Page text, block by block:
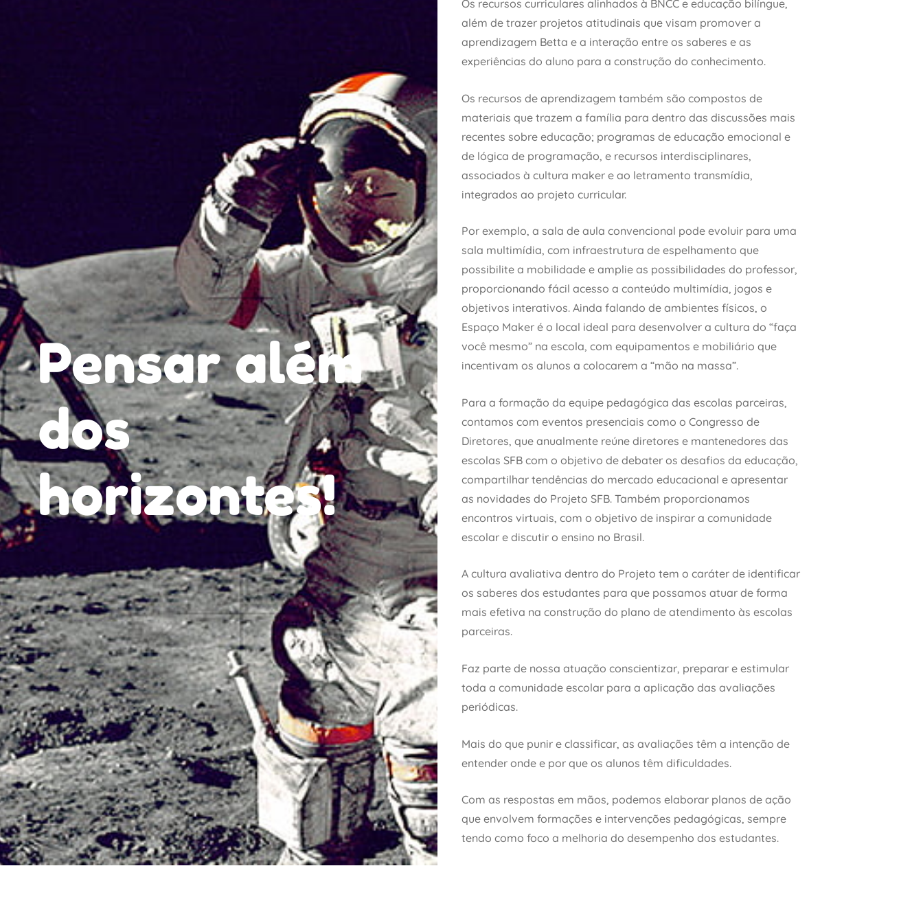
Pensar além
dos
horizontes!
Os recursos curriculares alinhados à BNCC e educação bilíngue,
além de trazer projetos atitudinais que visam promover a
aprendizagem Betta e a interação entre os saberes e as
experiências do aluno para a construção do conhecimento.
Os recursos de aprendizagem também são compostos de
materiais que trazem a família para dentro das discussões mais
recentes sobre educação; programas de educação emocional e
de lógica de programação, e recursos interdisciplinares,
associados à cultura maker e ao letramento transmídia,
integrados ao projeto curricular.
Por exemplo, a sala de aula convencional pode evoluir para uma
sala multimídia, com infraestrutura de espelhamento que
possibilite a mobilidade e amplie as possibilidades do professor,
proporcionando fácil acesso a conteúdo multimídia, jogos e
objetivos interativos. Ainda falando de ambientes físicos, o
Espaço Maker é o local ideal para desenvolver a cultura do “faça
você mesmo” na escola, com equipamentos e mobiliário que
incentivam os alunos a colocarem a “mão na massa”.
Para a formação da equipe pedagógica das escolas parceiras,
contamos com eventos presenciais como o Congresso de
Diretores, que anualmente reúne diretores e mantenedores das
escolas SFB com o objetivo de debater os desafios da educação,
compartilhar tendências do mercado educacional e apresentar
as novidades do Projeto SFB. Também proporcionamos
encontros virtuais, com o objetivo de inspirar a comunidade
escolar e discutir o ensino no Brasil.
A cultura avaliativa dentro do Projeto tem o caráter de identificar
os saberes dos estudantes para que possamos atuar de forma
mais efetiva na construção do plano de atendimento às escolas
parceiras.
Faz parte de nossa atuação conscientizar, preparar e estimular
toda a comunidade escolar para a aplicação das avaliações
periódicas.
Mais do que punir e classificar, as avaliações têm a intenção de
entender onde e por que os alunos têm dificuldades.
Com as respostas em mãos, podemos elaborar planos de ação
que envolvem formações e intervenções pedagógicas, sempre
tendo como foco a melhoria do desempenho dos estudantes.